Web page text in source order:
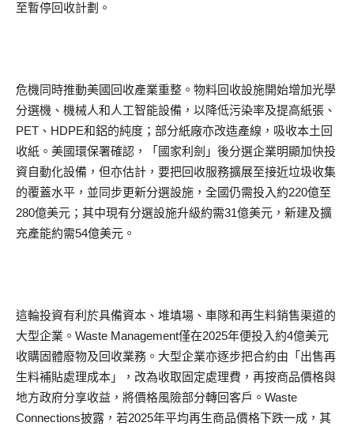
至暫停回收計劃。
危機同時推動美國回收產業重整。物料回收設施開始增加光學
分選機、機械人和人工智能設備，以降低污染率及提高紙張、
PET、HDPE和鋁的純度；部分紙廠亦改造產線，吸收本土回
收紙。美國環保署確認，「國家利劍」後分選企業明顯加快投
資自動化設備，但亦估計，要把回收服務擴展至接近垃圾收集
的覆蓋水平，並同步更新分選設施，全國仍需投入約220億至
280億美元；其中現有分選設施升級約需31億美元，新建及擴
充產能約需54億美元。
這輪投資有利於具備資本、堆填場、車隊和再生料銷售渠道的
大型企業。Waste Management僅在2025年便投入約4億美元
收購固體廢物及回收業務。大型企業亦逐步把合約由「出售再
生料補貼處理成本」，改為收取固定處理費，再按商品價格與
地方政府分享收益，將價格風險部分轉回客戶。Waste
Connections披露，若2025年平均再生商品價格下跌一成，其